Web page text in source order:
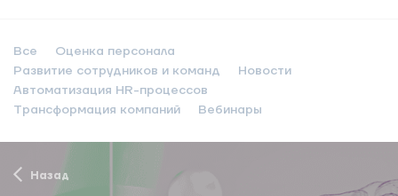
Все
Оценка персонала
Развитие сотрудников и команд
Новости
Автоматизация HR-процессов
Трансформация компаний
Вебинары
Назад